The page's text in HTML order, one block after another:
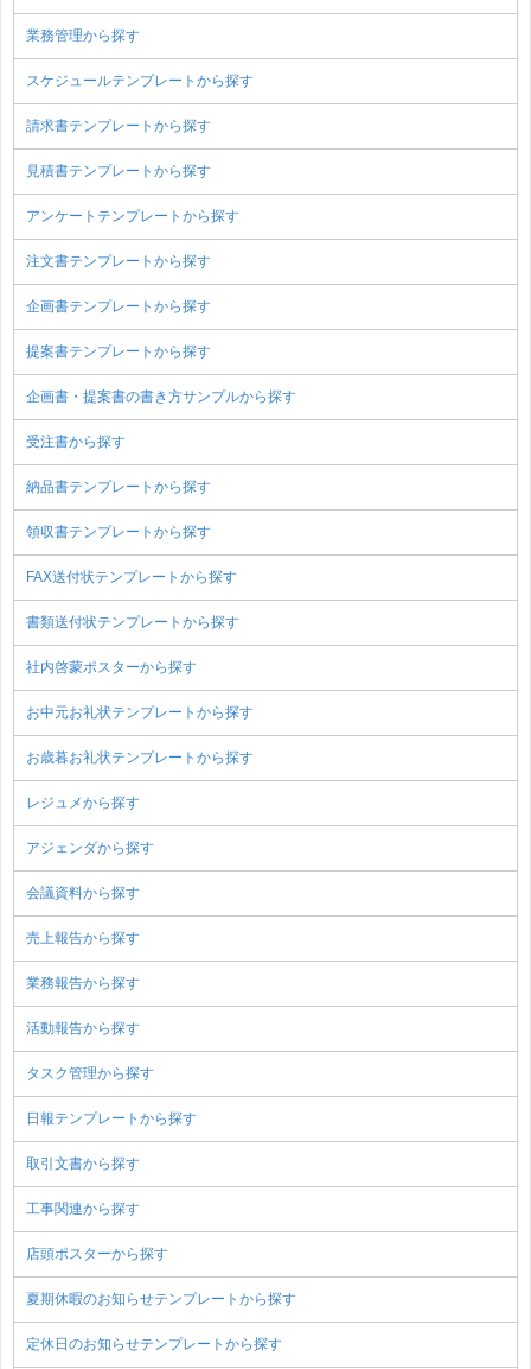
業務管理から探す
スケジュールテンプレートから探す
請求書テンプレートから探す
見積書テンプレートから探す
アンケートテンプレートから探す
注文書テンプレートから探す
企画書テンプレートから探す
提案書テンプレートから探す
企画書・提案書の書き方サンプルから探す
受注書から探す
納品書テンプレートから探す
領収書テンプレートから探す
FAX送付状テンプレートから探す
書類送付状テンプレートから探す
社内啓蒙ポスターから探す
お中元お礼状テンプレートから探す
お歳暮お礼状テンプレートから探す
レジュメから探す
アジェンダから探す
会議資料から探す
売上報告から探す
業務報告から探す
活動報告から探す
タスク管理から探す
日報テンプレートから探す
取引文書から探す
工事関連から探す
店頭ポスターから探す
夏期休暇のお知らせテンプレートから探す
定休日のお知らせテンプレートから探す